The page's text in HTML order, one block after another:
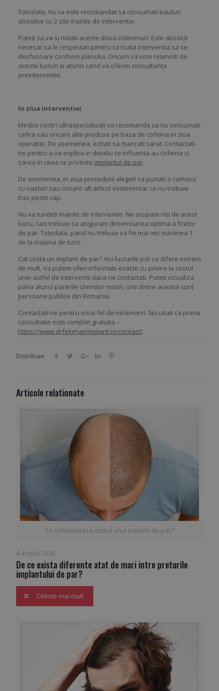
Totodata, nu va este recomandat sa consumati bauturi
alcoolice cu 2 zile inainte de interventie.
Puteti sa va si notati aceste doua indemnuri. Este absolut
necesar sa le respectati pentru ca toata interventia sa se
desfasoare conform planului. Oricum va vom reaminti de
aceste lucruri si atunci cand va oferim consultanta
preinterventie.
In ziua interventiei
Medicii nostri ultraspecializati va recomanda sa nu consumati
cafea sau oricare alte produse pe baza de cofeina in ziua
operatiei. De asemenea, ezitati sa mancati sarat. Contactati-
ne pentru a va explica in detaliu ce influenta au cofeina si
sarea in ceea ce priveste implantul de par.
De asemenea, in ziua procedurii alegeti sa purtati o camasa
cu nasturi sau oricare alt articol vestimentar ce nu trebuie
tras peste cap.
Nu va tundeti inainte de interventie. Ne ocupam noi de acest
lucru, caci trebuie sa asiguram dimensiunea optima a firelor
de par. Totodata, parul nu trebuie sa fie mai mic marimea 1
de la masina de tuns.
Cat costa un implant de par? Aici lucrurile pot sa difere extrem
de mult. Va putem oferi informatii exacte cu privire la costul
unei astfel de interventii daca ne contactati. Puteti vizualiza
pana atunci parerile clientilor nostri, unii dintre acestia sunt
persoane publice din Romania.
Contactati-ne pentru orice fel de nelamuriri. Nu uitati ca prima
consultatie este complet gratuita –
https://www.drfelixhairimplant.ro/contact/.
Distribuie
Articole relationate
Ce influenteaza costul unui implant de par?
4 august 2026
De ce exista diferente atat de mari intre preturile
implantului de par?
Citeste mai mult